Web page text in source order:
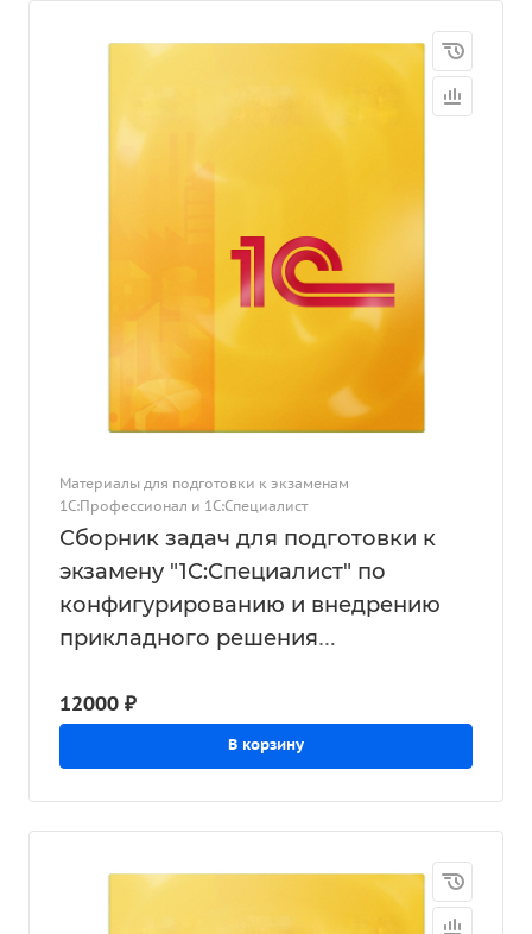
Материалы для подготовки к экзаменам
1С:Профессионал и 1С:Специалист
Сборник задач для подготовки к
экзамену "1С:Специалист" по
конфигурированию и внедрению
прикладного решения
для Казахстана"
12000 ₽
В корзину